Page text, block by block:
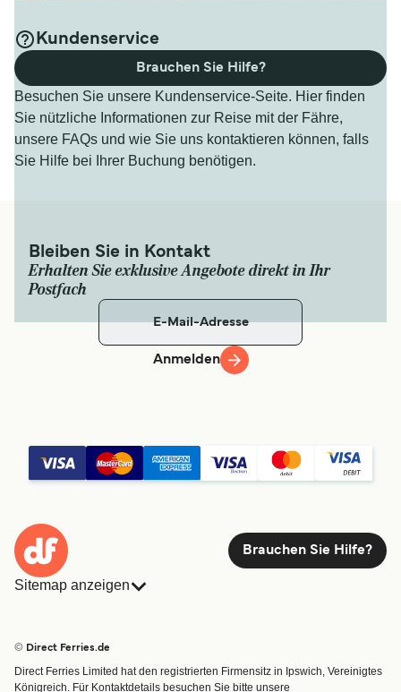
Kundenservice
Besuchen Sie unsere Kundenservice-Seite. Hier finden
Sie nützliche Informationen zur Reise mit der Fähre,
unsere FAQs und wie Sie uns kontaktieren können, falls
Sie Hilfe bei Ihrer Buchung benötigen.
Brauchen Sie Hilfe?
Bleiben Sie in Kontakt
Erhalten Sie exklusive Angebote direkt in Ihr
Postfach
Anmelden
Brauchen Sie Hilfe?
Sitemap anzeigen
Routen & Hafenfinder
Minikreuzfahrt
© Direct Ferries.de
Direct Ferries Limited hat den registrierten Firmensitz in Ipswich, Vereinigtes
Königreich. Für Kontaktdetails besuchen Sie bitte unsere